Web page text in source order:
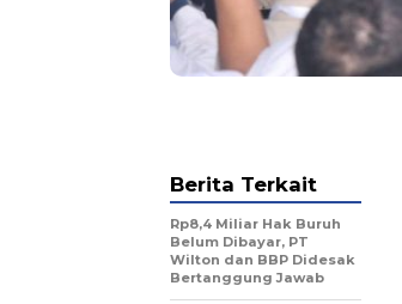
Berita Terkait
Rp8,4 Miliar Hak Buruh
Belum Dibayar, PT
Wilton dan BBP Didesak
Bertanggung Jawab